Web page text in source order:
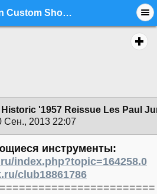
Gibson Custom Shop Historic '1957 Reissue Les Paul Junior '2004 (Москва) - commerce.instruments - Форум гитаристов
'1957 Reissue Les Paul
Сен., 2013 22:07
инструменты:
index.php?topic=164258.0
club18861786